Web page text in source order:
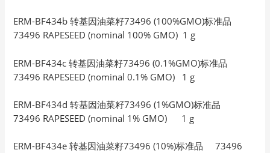
ERM-BF434b 转基因油菜籽73496 (100%GMO)标准品
73496 RAPESEED (nominal 100% GMO) 1 g
ERM-BF434c 转基因油菜籽73496 (0.1%GMO)标准品
73496 RAPESEED (nominal 0.1% GMO) 1 g
ERM-BF434d 转基因油菜籽73496 (1%GMO)标准品
73496 RAPESEED (nominal 1% GMO) 1 g
ERM-BF434e 转基因油菜籽73496 (10%)标准品 73496